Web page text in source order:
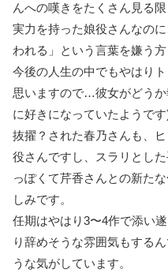
んへの嘆きをたくさん見る
実力を持った娘役さんなの
われる」という言葉を嫌う
今後の人生の中でもやはり
思いますので…彼女がどう
に好きになっていたようです
抜擢？された春乃さんも、
役さんですし、スラリとし
っぽくて芹香さんとの新た
しみです。
任期はやはり3〜4作で添い
り辞めそうな雰囲気もする
うな気がしています。